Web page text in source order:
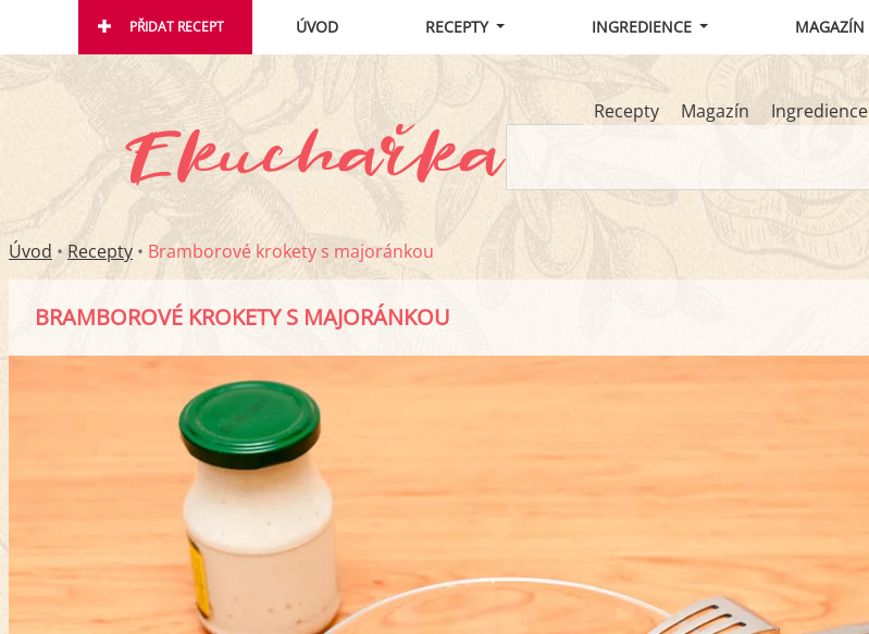
PŘIDAT RECEPT ÚVOD RECEPTY INGREDIENCE MAGAZÍN
Recepty Magazín
Ingredience
Úvod • Recepty • Bramborové krokety s majoránkou
BRAMBOROVÉ KROKETY S MAJORÁNKOU